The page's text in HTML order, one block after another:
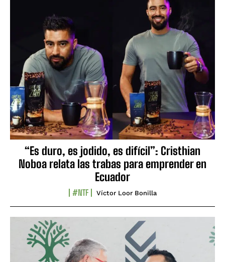
“Es duro, es jodido, es difícil”: Cristhian
Noboa relata las trabas para emprender en
Ecuador
#NTF Víctor Loor Bonilla